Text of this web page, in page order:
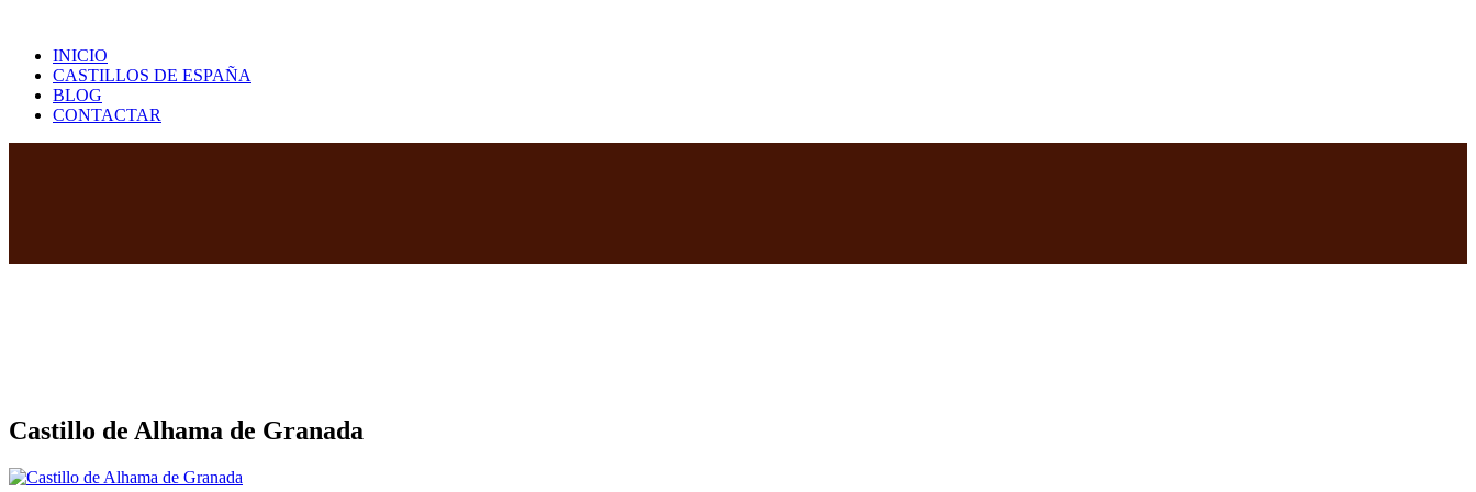
contenidoINICIO
CASTILLOS DE ESPAÑA
BLOG
CONTACTAR
Castillo de Alhama de Granada